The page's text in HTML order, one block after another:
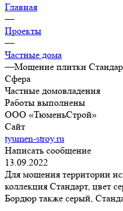
Главная
—
Проекты
—
Частные дома
—Мощение плитки
Сфера
Частные домовладения
Работы выполнены
ООО «ТюменьСтрой»
Сайт
tyumen-stroy.ru
Написать сообщение
13.09.2022
Для мощения территории
коллекция Стандарт, цвет
Бордюр также серый,